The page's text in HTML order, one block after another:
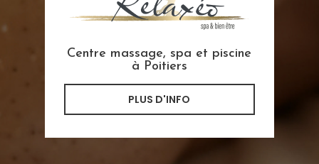
Centre massage, spa et piscine
à Poitiers
PLUS D'INFO